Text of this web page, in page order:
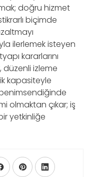
doğru hizmet
biçimde
ilerlemek isteyen
kararlarını
düzenli izleme
kapasiteyle
olmaktan çıkar; iş
yetkinliğe